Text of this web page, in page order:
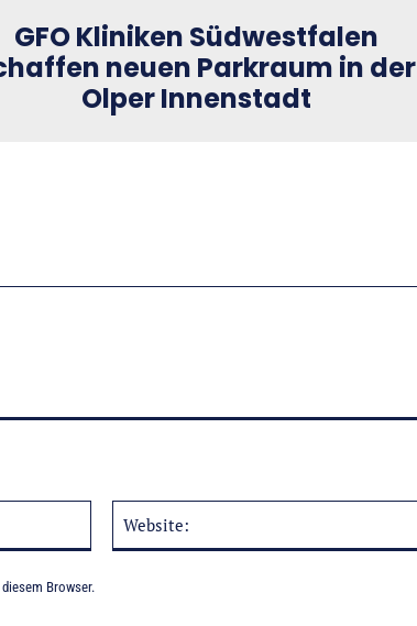
GFO Kliniken Südwestfalen
neuen Parkraum in der
Olper Innenstadt
Mail:*
Browser.